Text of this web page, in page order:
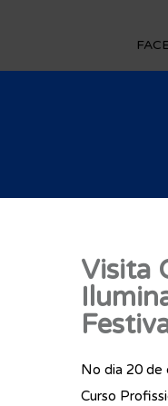
Visita
No dia 20 de
Curso